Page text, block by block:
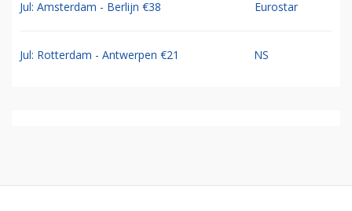
Jul: Amsterdam - Berlijn €38 Eurostar
Jul: Rotterdam - Antwerpen €21 NS